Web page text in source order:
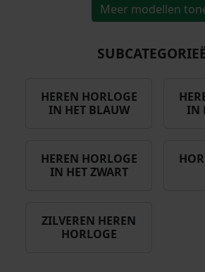
Meer modellen
HEREN HORLOGE
IN HET BLAUW
IN
HEREN HORLOGE
IN HET ZWART
ZILVEREN HEREN
HORLOGE